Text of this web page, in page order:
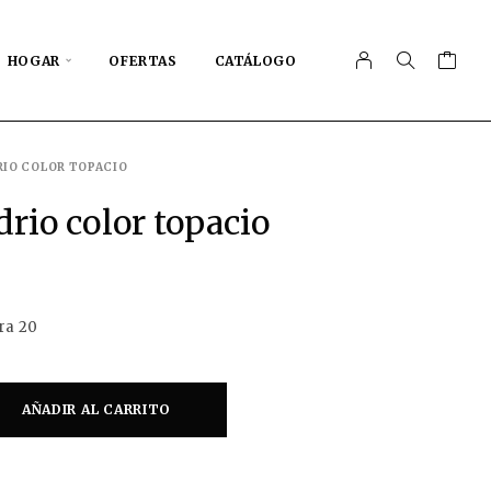
HOGAR OFERTAS CATÁLOGO
COLOR TOPACIO
color topacio
20
AÑADIR AL CARRITO